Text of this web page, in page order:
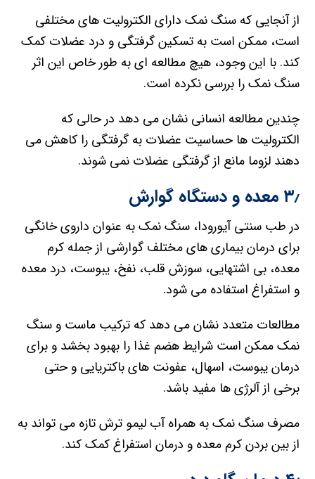
از آنجایی که سنگ نمک دارای الکترولیت های مختلفی
است، ممکن است به تسکین گرفتگی و درد عضلات کمک
کند. با این وجود، هیچ مطالعه ای به طور خاص این اثر
سنگ نمک را بررسی نکرده است.
چندین مطالعه انسانی نشان می دهد در حالی که
الکترولیت ها حساسیت عضلات به گرفتگی را کاهش می
دهند لزوما مانع از گرفتگی عضلات نمی شوند.
۳٫ معده و دستگاه گوارش
در طب سنتی آیورودا، سنگ نمک به عنوان داروی خانگی
برای درمان بیماری های مختلف گوارشی از جمله کرم
معده، بی اشتهایی، سوزش قلب، نفخ، یبوست، درد معده
و استفراغ استفاده می شود.
مطالعات متعدد نشان می دهد که ترکیب ماست و سنگ
نمک ممکن است شرایط هضم غذا را بهبود بخشد و برای
درمان یبوست، اسهال، عفونت های باکتریایی و حتی
برخی از آلرژی ها مفید باشد.
مصرف سنگ نمک به همراه آب لیمو ترش تازه می تواند به
از بین بردن کرم معده و درمان استفراغ کمک کند.